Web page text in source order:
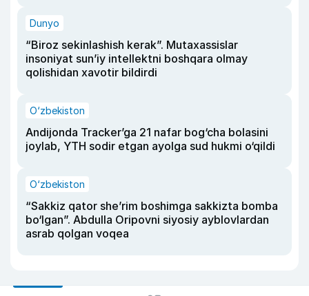
Dunyo
“Biroz sekinlashish kerak”. Mutaxassislar
insoniyat sun’iy intellektni boshqara olmay
qolishidan xavotir bildirdi
O‘zbekiston
Andijonda Tracker’ga 21 nafar bog‘cha bolasini
joylab, YTH sodir etgan ayolga sud hukmi o‘qildi
O‘zbekiston
“Sakkiz qator she’rim boshimga sakkizta bomba
bo‘lgan”. Abdulla Oripovni siyosiy ayblovlardan
asrab qolgan voqea